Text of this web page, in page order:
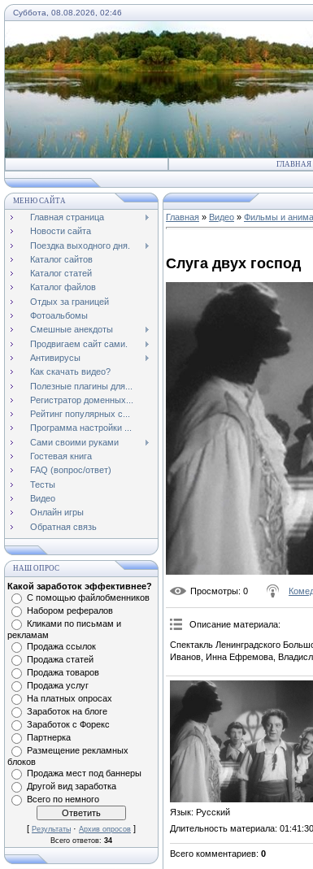
Суббота, 08.08.2026, 02:46
ГЛАВНАЯ
МЕНЮ САЙТА
Главная страница
Новости сайта
Поездка выходного дня.
Каталог сайтов
Каталог статей
Каталог файлов
Отдых за границей
Фотоальбомы
Смешные анекдоты
Продвигаем сайт сами.
Антивирусы
Как скачать видео?
Полезные плагины для...
Регистратор доменных...
Рейтинг популярных с...
Программа настройки ...
Сами своими руками
Гостевая книга
FAQ (вопрос/ответ)
Тесты
Видео
Онлайн игры
Обратная связь
НАШ ОПРОС
Какой заработок эффективнее?
С помощью файлобменников
Набором рефералов
Кликами по письмам и
рекламам
Продажа ссылок
Продажа статей
Продажа товаров
Продажа услуг
На платных опросах
Заработок на блоге
Заработок с Форекс
Партнерка
Размещение рекламных
блоков
Продажа мест под баннеры
Другой вид заработка
Всего по немного
[ Результаты · Архив опросов ]
Всего ответов: 34
Главная » Видео » Фильмы и
Слуга двух господ
Просмотры: 0
Описание материала:
Спектакль Ленинградского
Иванов, Инна Ефремова,
Язык: Русский
Длительность материала: 01:41:30
Всего комментариев: 0